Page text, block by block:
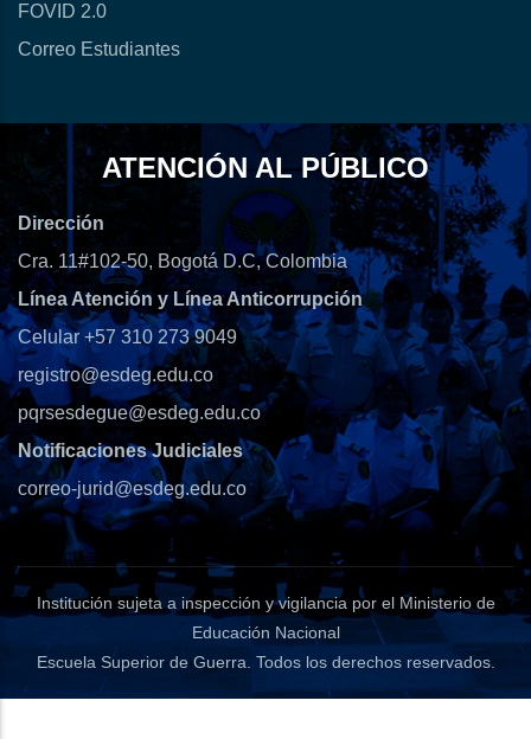
FOVID 2.0
Correo Estudiantes
ATENCIÓN AL PÚBLICO
Dirección
Cra. 11#102-50, Bogotá D.C, Colombia
Línea Atención y Línea Anticorrupción
Celular +57 310 273 9049
registro@esdeg.edu.co
pqrsesdegue@esdeg.edu.co
Notificaciones Judiciales
correo-jurid@esdeg.edu.co
Institución sujeta a inspección y vigilancia por el Ministerio de
Educación Nacional
Escuela Superior de Guerra. Todos los derechos reservados.